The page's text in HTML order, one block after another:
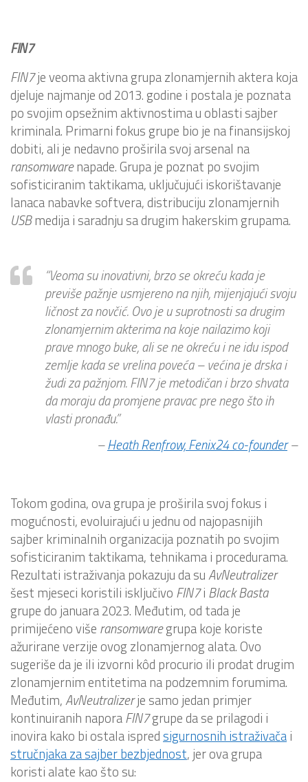
FIN7
FIN7je veoma aktivna grupa zlonamjernih aktera koja
djeluje najmanje od 2013. godine i postala je poznata
po svojim opsežnim aktivnostima u oblasti sajber
kriminala. Primarni fokus grupe bio je na finansijskoj
dobiti, ali je nedavno proširila svoj arsenal na
ransomwarenapade. Grupa je poznat po svojim
sofisticiranim taktikama, uključujući iskorištavanje
lanaca nabavke softvera, distribuciju zlonamjernih
USBmedija i saradnju sa drugim hakerskim grupama.
“Veoma su inovativni, brzo se okreću kada je
previše pažnje usmjereno na njih, mijenjajući svoju
ličnost za novčić. Ovo je u suprotnosti sa drugim
zlonamjernim akterima na koje nailazimo koji
prave mnogo buke, ali se ne okreću i ne idu ispod
zemlje kada se vrelina poveća – većina je drska i
žudi za pažnjom. FIN7 je metodičan i brzo shvata
da moraju da promjene pravac pre nego što ih
vlasti pronađu.”
–Heath Renfrow, Fenix24 co-founder–
Tokom godina, ova grupa je proširila svoj fokus i
mogućnosti, evoluirajući u jednu od najopasnijih
sajber kriminalnih organizacija poznatih po svojim
sofisticiranim taktikama, tehnikama i procedurama.
Rezultati istraživanja pokazuju da suAvNeutralizer
šest mjeseci koristili isključivo FIN7i Black Basta
grupe do januara 2023. Međutim, od tada je
primijećeno više ransomwaregrupa koje koriste
ažurirane verzije ovog zlonamjernog alata. Ovo
sugeriše da je ili izvorni kôd procurio ili prodat drugim
zlonamjernim entitetima na podzemnim forumima.
Međutim,AvNeutralizerje samo jedan primjer
kontinuiranih naporaFIN7grupe da se prilagodi i
inovira kako bi ostala ispred sigurnosnih istraživačai
stručnjaka za sajber bezbjednost, jer ova grupa
koristi alate kao što su: